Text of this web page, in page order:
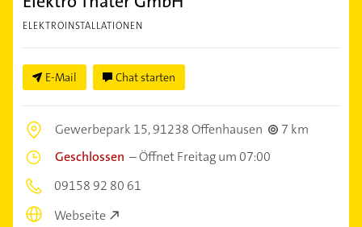
ELEKTROINSTALLATIONEN
E-Mail Chat starten
Gewerbepark 15,91238 Offenhausen
7 km
Geschlossen –Öffnet Freitag um 07:00
09158 92 80 61
Webseite